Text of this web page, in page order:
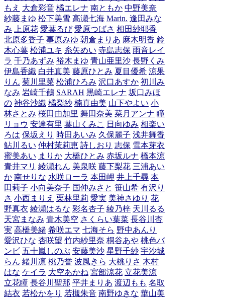
もえ 大倉彩音 橘エレナ 南ともか 中野美奈
紗藤まゆ 松下美雪 高瀬七海 Marin. 逢田みな
み
上原花 愛葉るび 愛原つばさ 相田紗耶香
北原多香子 事原みゆ 朝倉まりあ 麻木明香 鈴
木心葉 松浦ユキ 糸矢めい 寺島志保 雨音レイ
ラ 千乃あずみ 裕木まゆ 青山亜里沙 長野くみ
伊島香織 白井真美 藤原ひとみ 夏目優希 涼果
りん 菊川里菜 松浦ひろみ 沢口あすか 初川み
なみ 岩崎千鶴 SARAH 黒崎エレナ 坂口みほ
の 神谷沙織 橘梨紗 楠真由美 山下やよい 小
林さとみ 桜田由加里 舞田奈美 菜月アンナ 瞳
リョウ 安達有里 葉山くみこ 日向ゆみ 相楽い
ろは 保坂えり 時田あいみ 久保麗子 浅井舞香
鮎川るい 仲村茉莉恵 詩しおり 志保 雪本芽衣
蜜美あい まりか 大橋ひとみ 赤坂ルナ 橋本涼
青井マリ 綾瀬れん 美泉咲 藤下梨花 三浦あい
か 南せりな 水咲ローラ 本田岬 井上千尋 本
田莉子 小向美奈子 国仲みさと 笹山希 有沢り
さ 小西まりえ 栗林里莉 愛実 美神さゆり 花
野真衣 綾瀬はるな 彩名杏子 綾乃梓 天川るる
天宮まなみ 青木美空 さくらい葉菜 長谷川杏
実 高橋美緒 希咲エマ 七海そら 野中あんり
愛沢ひな 杏咲望 竹内紗里奈 桐谷あや 桃色バ
ンビ 五十嵐しのぶ 安藤美沙 星野千紗 宇沙城
らん 緒川凛 桃乃誉 波風きら 大桃りさ 木村
はな ケイラ 大空あかね 宮部涼花 立花美涼
立花瞳 長谷川聖那 平井まりあ 渡辺もも 名取
結衣 若松かをり 若槻朱音 南野ゆきな 華山美